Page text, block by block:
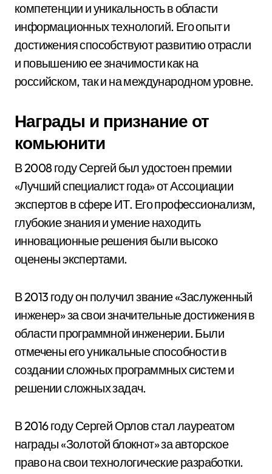
компетенции и уникальность в области
информационных технологий. Его опыт и
достижения способствуют развитию отрасли
и повышению ее значимости как на
российском, так и на международном уровне.
Награды и признание от
комьюнити
В 2008 году Сергей был удостоен премии
«Лучший специалист года» от Ассоциации
экспертов в сфере ИТ. Его профессионализм,
глубокие знания и умение находить
инновационные решения были высоко
оценены экспертами.
В 2013 году он получил звание «Заслуженный
инженер» за свои значительные достижения в
области программной инженерии. Были
отмечены его уникальные способности в
создании сложных программных систем и
решении сложных задач.
В 2016 году Сергей Орлов стал лауреатом
награды «Золотой блокнот» за авторское
право на свои технологические разработки.